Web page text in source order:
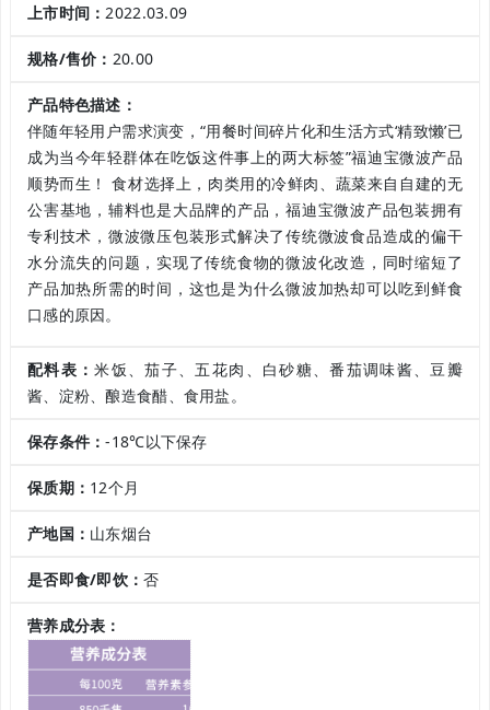
上市时间： 2022.03.09
规格/售价： 20.00
产品特色描述：
伴随年轻用户需求演变，“用餐时间碎片化和生活方式‘精致懒’已
成为当今年轻群体在吃饭这件事上的两大标签”福迪宝微波产品
顺势而生！ 食材选择上，肉类用的冷鲜肉、蔬菜来自自建的无
公害基地，辅料也是大品牌的产品，福迪宝微波产品包装拥有
专利技术，微波微压包装形式解决了传统微波食品造成的偏干
水分流失的问题，实现了传统食物的微波化改造，同时缩短了
产品加热所需的时间，这也是为什么微波加热却可以吃到鲜食
口感的原因。
配料表：米饭、茄子、五花肉、白砂糖、番茄调味酱、豆瓣
酱、淀粉、酿造食醋、食用盐。
保存条件：-18℃以下保存
保质期： 12个月
产地国： 山东烟台
是否即食/即饮：否
营养成分表：